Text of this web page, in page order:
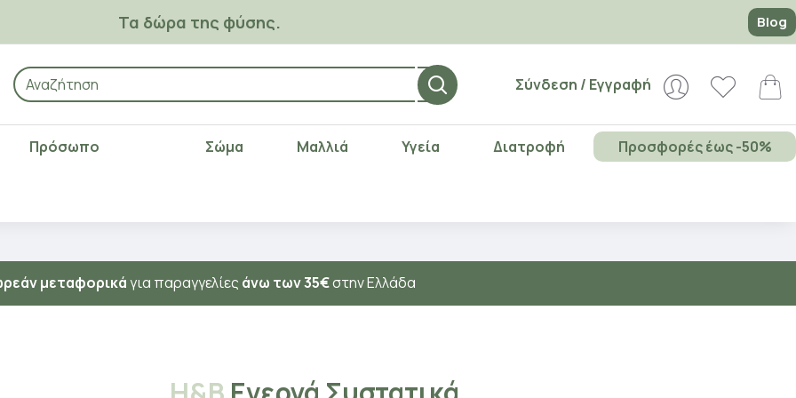
Τα δώρα της φύσης. Blog
Σύνδεση / Εγγραφή
Πρόσωπο Σώμα Μαλλιά Υγεία Διατροφή Προσφορές έως -50%
μεταφορικάγια παραγγελίες άνω των 35€στην Ελλάδα